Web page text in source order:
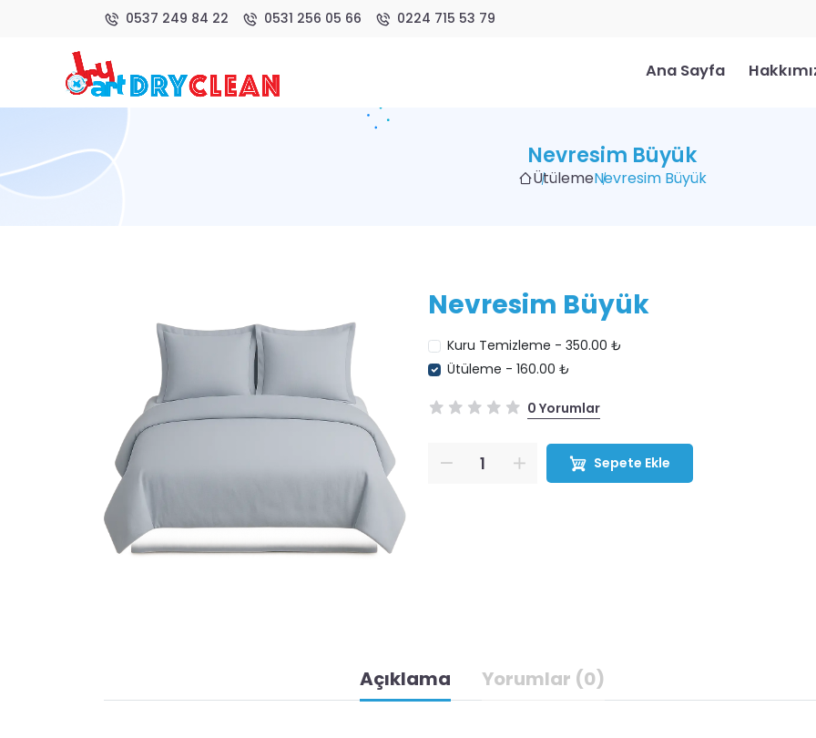
0537 249 84 22 0531 256 05 66 0224 715 53 79
Ana Sayfa
Nevresim Büyük
ÜtülemeNevresim Büyük
Nevresim Büyük
Kuru Temizleme - 350.00 ₺
Ütüleme - 160.00 ₺
0 Yorumlar
Sepete Ekle
Açıklama Yorumlar (0)